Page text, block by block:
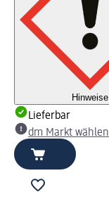
Hinweise
Lieferbar
dm Markt wählen